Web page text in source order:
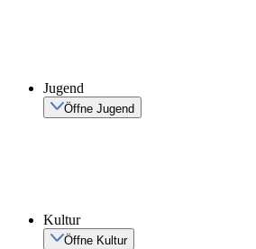
Jugend
Öffne Jugend
Kultur
Öffne Kultur